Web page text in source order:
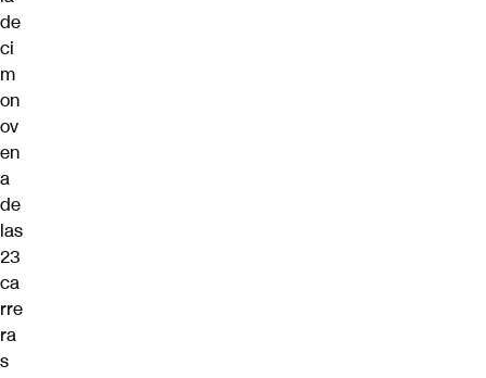
de
ci
m
on
ov
en
a
de
las
23
ca
rre
ra
s